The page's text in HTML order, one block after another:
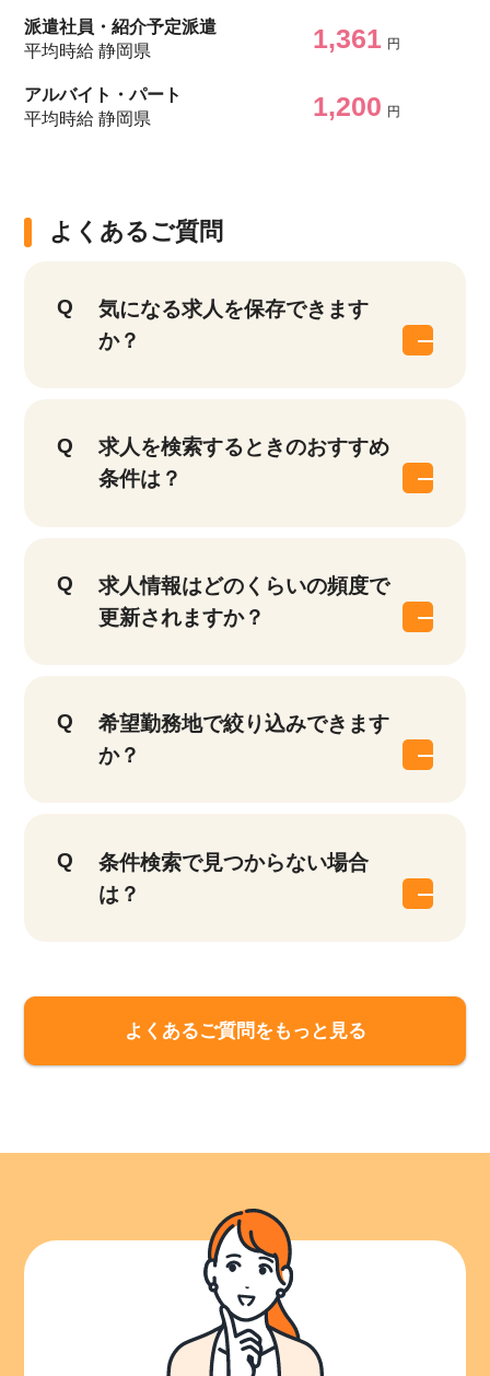
派遣社員・紹介予定派遣
平均時給 静岡県
1,361 円
アルバイト・パート
平均時給 静岡県
1,200 円
よくあるご質問
気になる求人を保存できます
か？
求人を検索するときのおすすめ
条件は？
求人情報はどのくらいの頻度で
更新されますか？
希望勤務地で絞り込みできます
か？
条件検索で見つからない場合
は？
よくあるご質問をもっと見る
該当件数